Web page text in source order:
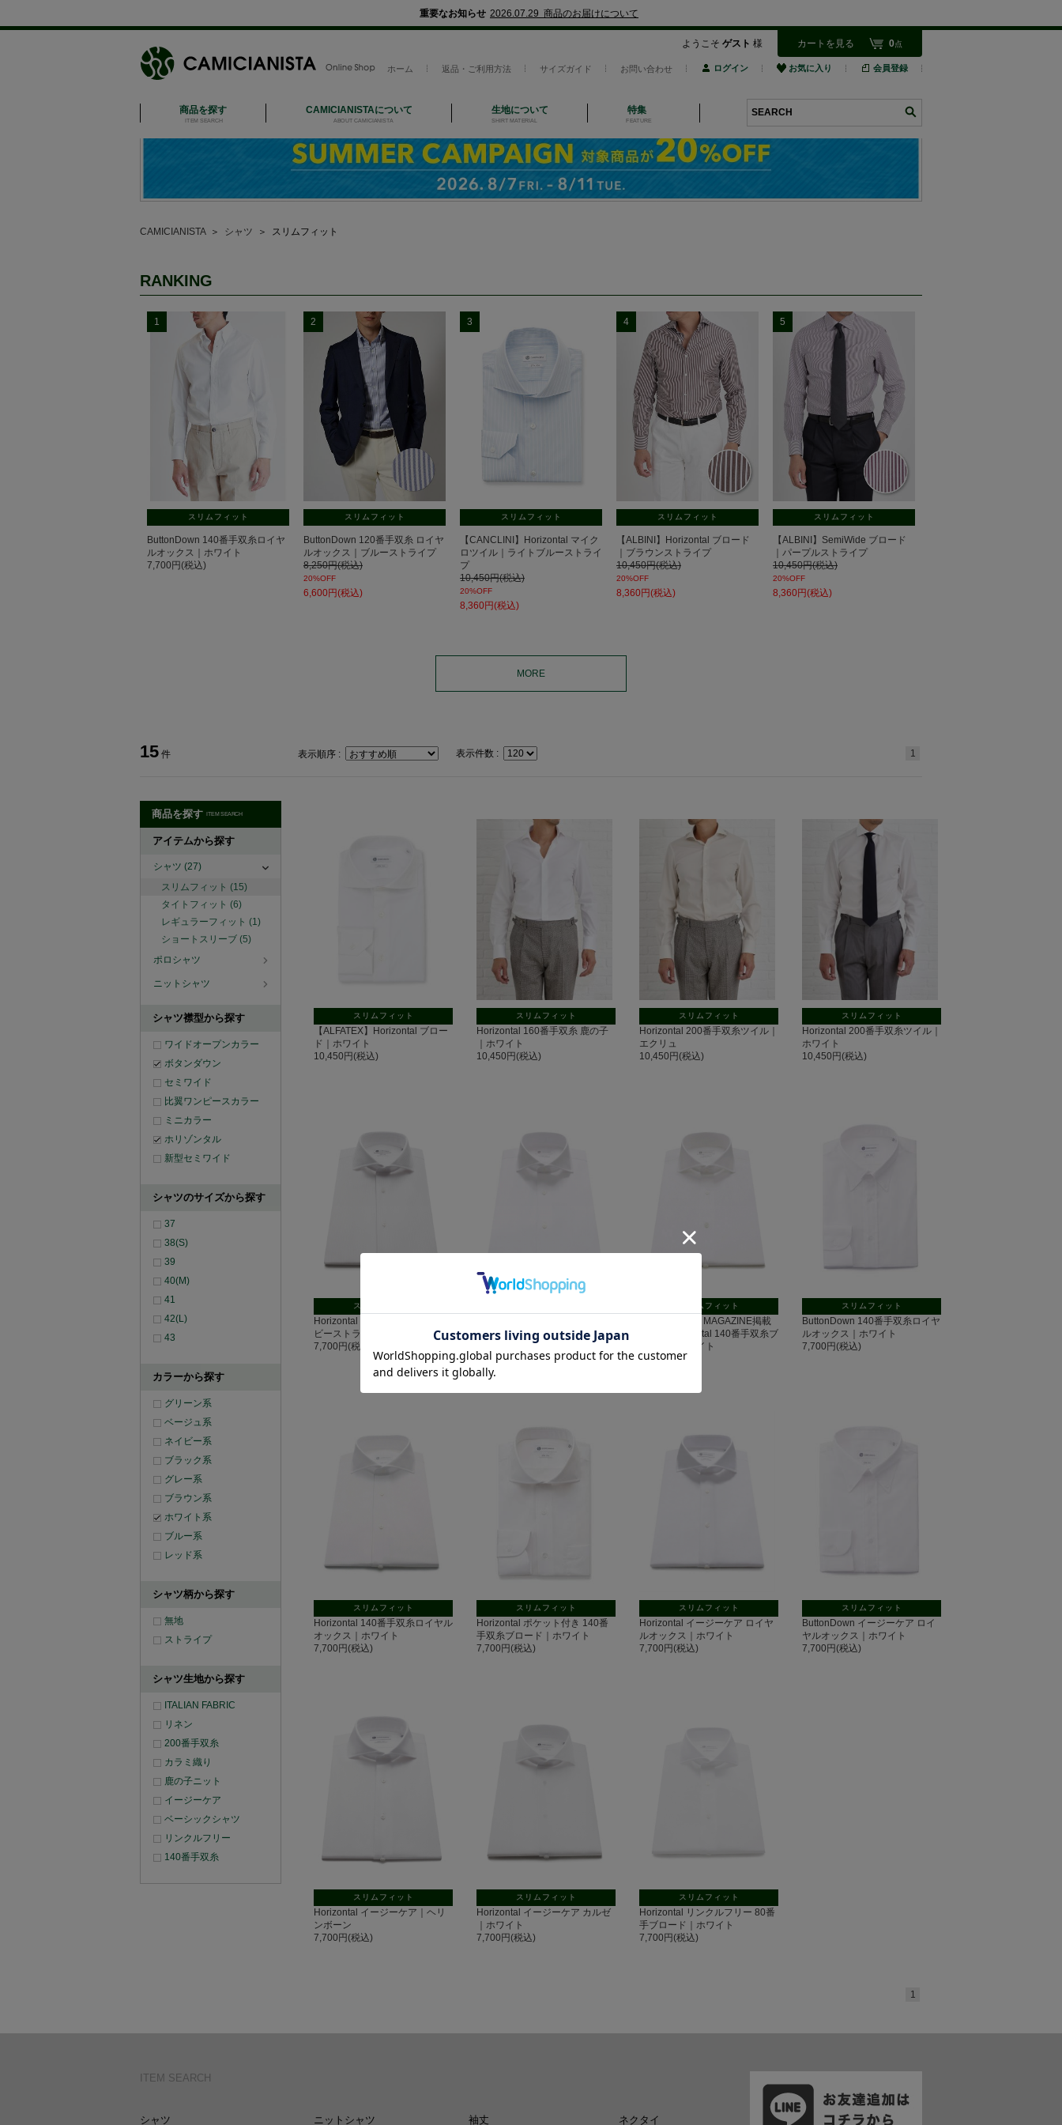
重要なお知らせ 2026.07.29 商品のお届けについて
ようこそ ゲスト 様 カートを見る 0点
ホーム 返品・ご利用方法 サイズガイド お問い合わせ ログイン お気に入り 会員登録
商品を探す
ITEM SEARCH
CAMICIANISTAについて
ABOUT CAMICIANISTA
生地について
SHIRT MATERIAL
特集
FEATURE
CAMICIANISTA＞ シャツ ＞ スリムフィット
RANKING
1
スリムフィット
ButtonDown 140番手双糸ロイヤ
ルオックス｜ホワイト
7,700円(税込)
2
スリムフィット
ButtonDown 120番手双糸 ロイヤ
ルオックス｜ブルーストライプ
8,250円(税込)
20%OFF
6,600円(税込)
3
スリムフィット
【CANCLINI】Horizontal マイク
ロツイル｜ライトブルーストライ
プ
10,450円(税込)
20%OFF
8,360円(税込)
4
スリムフィット
【ALBINI】Horizontal ブロード
｜ブラウンストライプ
10,450円(税込)
20%OFF
8,360円(税込)
5
スリムフィット
【ALBINI】SemiWide ブロード
｜パープルストライプ
10,450円(税込)
20%OFF
8,360円(税込)
MORE
15 件 表示順序 : 表示件数 : 1
商品を探す ITEM SEARCH
アイテムから探す
シャツ (27)
スリムフィット (15)
タイトフィット (6)
レギュラーフィット (1)
ショートスリーブ (5)
ポロシャツ
ニットシャツ
シャツ襟型から探す
ワイドオープンカラー
ボタンダウン
セミワイド
比翼ワンピースカラー
ミニカラー
ホリゾンタル
新型セミワイド
シャツのサイズから探す
37
38(S)
39
40(M)
41
42(L)
43
カラーから探す
グリーン系
ベージュ系
ネイビー系
ブラック系
グレー系
ブラウン系
ホワイト系
ブルー系
レッド系
シャツ柄から探す
無地
ストライプ
シャツ生地から探す
ITALIAN FABRIC
リネン
200番手双糸
カラミ織り
鹿の子ニット
イージーケア
ベーシックシャツ
リンクルフリー
140番手双糸
スリムフィット
【ALFATEX】Horizontal ブロー
ド｜ホワイト
10,450円(税込)
スリムフィット
Horizontal 160番手双糸 鹿の子
｜ホワイト
10,450円(税込)
スリムフィット
Horizontal 200番手双糸ツイル｜
エクリュ
10,450円(税込)
スリムフィット
Horizontal 200番手双糸ツイル｜
ホワイト
10,450円(税込)
スリムフィット
Horizontal リンクルフリー｜ド
ビーストライプ
7,700円(税込)
ロツイル｜ホワイト
7,700円(税込)
スリムフィット
【THE NIKKEI MAGAZINE掲載
商品】Horizontal 140番手双糸ブ
ロード｜ホワイト
7,700円(税込)
スリムフィット
ButtonDown 140番手双糸ロイヤ
ルオックス｜ホワイト
7,700円(税込)
スリムフィット
Horizontal 140番手双糸ロイヤル
オックス｜ホワイト
7,700円(税込)
スリムフィット
Horizontal ポケット付き 140番
手双糸ブロード｜ホワイト
7,700円(税込)
スリムフィット
Horizontal イージーケア ロイヤ
ルオックス｜ホワイト
7,700円(税込)
スリムフィット
ButtonDown イージーケア ロイ
ヤルオックス｜ホワイト
7,700円(税込)
スリムフィット
Horizontal イージーケア｜ヘリ
ンボーン
7,700円(税込)
スリムフィット
Horizontal イージーケア カルゼ
｜ホワイト
7,700円(税込)
スリムフィット
Horizontal リンクルフリー 80番
手ブロード｜ホワイト
7,700円(税込)
1
ITEM SEARCH
シャツ ニットシャツ 袖丈 ネクタイ